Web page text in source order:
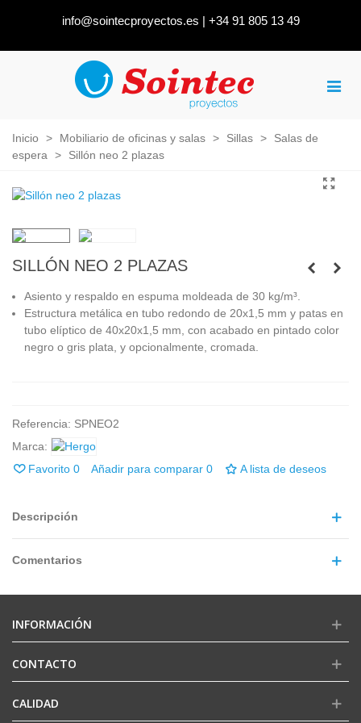
info@sointecproyectos.es | +34 91 805 13 49
Inicio > Mobiliario de oficinas y salas > Sillas >
Salas de
espera
> Sillón neo 2 plazas
SILLÓN NEO 2 PLAZAS
Asiento y respaldo en espuma moldeada de 30 kg/m³.
Estructura metálica en tubo redondo de 20x1,5 mm y patas en
tubo elíptico de 40x20x1,5 mm, con acabado en pintado color
negro o gris plata, y opcionalmente, cromada.
Referencia: SPNEO2
Marca:
Favorito 0 Añadir para comparar 0 A lista de deseos
Descripción
Comentarios
INFORMACIÓN
CONTACTO
CALIDAD